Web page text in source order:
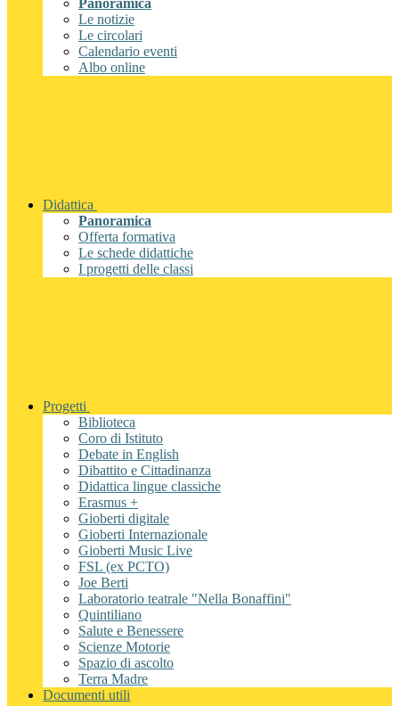
Panoramica
Le notizie
Le circolari
Calendario eventi
Albo online
Didattica
Panoramica
Offerta formativa
Le schede didattiche
I progetti delle classi
Progetti
Biblioteca
Coro di Istituto
Debate in English
Dibattito e Cittadinanza
Didattica lingue classiche
Erasmus +
Gioberti digitale
Gioberti Internazionale
Gioberti Music Live
FSL (ex PCTO)
Joe Berti
Laboratorio teatrale "Nella Bonaffini"
Quintiliano
Salute e Benessere
Scienze Motorie
Spazio di ascolto
Terra Madre
Documenti utili